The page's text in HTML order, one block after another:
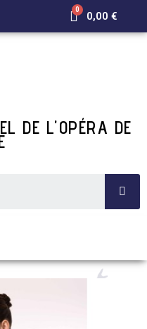
0,00 €
DE L'OPÉRA DE